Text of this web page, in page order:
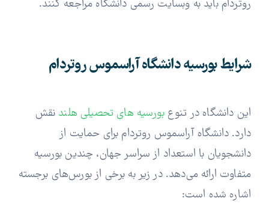
روتردام باید به وبسایت رسمی دانشگاه مراجعه کنند.
شرایط بورسیه دانشگاه آراسموس روتردام
این دانشگاه در تنوعبورسیه های تحصیلی هلند نقش
دارد. دانشگاه آراسموس روتردام برای حمایت از
دانشجویان با استعداد از سراسر جهان، چندین بورسیه
متفاوت ارائه می‌دهد. در زیر به برخی از بورس‌های برجسته
اشاره شده است: